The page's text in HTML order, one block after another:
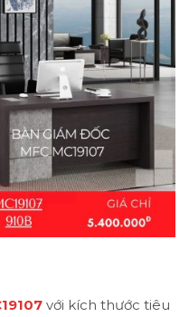
với kích thước tiêu